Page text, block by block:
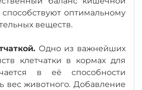
оптимальному
веществ.
Одно из важнейших
клетчатки в кормах для
в её способности
вес животного. Добавление